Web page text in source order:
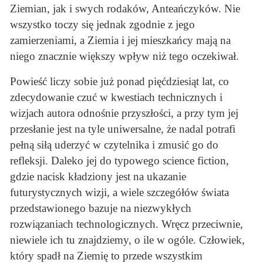
Ziemian, jak i swych rodaków, Anteańczyków. Nie
wszystko toczy się jednak zgodnie z jego
zamierzeniami, a Ziemia i jej mieszkańcy mają na
niego znacznie większy wpływ niż tego oczekiwał.
Powieść liczy sobie już ponad pięćdziesiąt lat, co
zdecydowanie czuć w kwestiach technicznych i
wizjach autora odnośnie przyszłości, a przy tym jej
przesłanie jest na tyle uniwersalne, że nadal potrafi
pełną siłą uderzyć w czytelnika i zmusić go do
refleksji. Daleko jej do typowego science fiction,
gdzie nacisk kładziony jest na ukazanie
futurystycznych wizji, a wiele szczegółów świata
przedstawionego bazuje na niezwykłych
rozwiązaniach technologicznych. Wręcz przeciwnie,
niewiele ich tu znajdziemy, o ile w ogóle. Człowiek,
który spadł na Ziemię to przede wszystkim